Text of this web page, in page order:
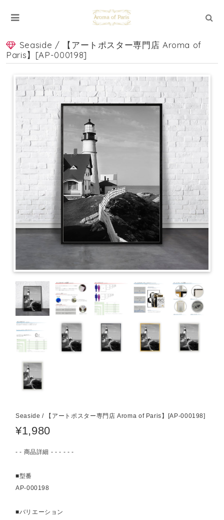
Seaside / 【アートポスター専門店 Aroma of
Paris】[AP-000198]
Seaside / 【アートポスター専門店 Aroma of Paris】[AP-000198]
¥1,980
- - 商品詳細 - - - - - -
■型番
AP-000198
■バリエーション